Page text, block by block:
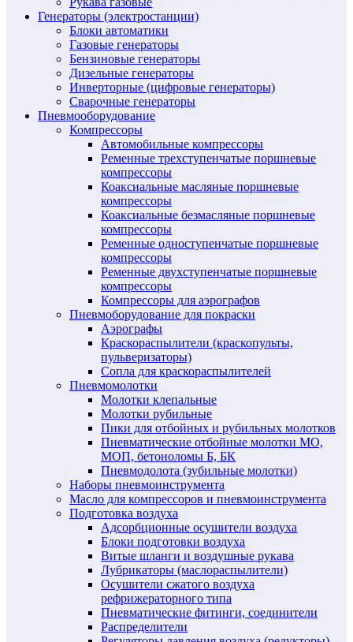
Генераторы (электростанции)
Блоки автоматики
Газовые генераторы
Бензиновые генераторы
Дизельные генераторы
Инверторные (цифровые генераторы)
Сварочные генераторы
Пневмооборудование
Компрессоры
Автомобильные компрессоры
Ременные трехступенчатые поршневые
компрессоры
Коаксиальные масляные поршневые
компрессоры
Коаксиальные безмасляные поршневые
компрессоры
Ременные одноступенчатые поршневые
компрессоры
Ременные двухступенчатые поршневые
компрессоры
Компрессоры для аэрографов
Пневмоборудование для покраски
Аэрографы
Краскораспылители (краскопульты,
пульверизаторы)
Сопла для краскораспылителей
Пневмомолотки
Молотки клепальные
Молотки рубильные
Пики для отбойных и рубильных молотков
Пневматические отбойные молотки МО,
МОП, бетоноломы Б, БК
Пневмодолота (зубильные молотки)
Наборы пневмоинструмента
Масло для компрессоров и пневмоинструмента
Подготовка воздуха
Адсорбционные осушители воздуха
Блоки подготовки воздуха
Витые шланги и воздушные рукава
Лубрикаторы (маслораспылители)
Осушители сжатого воздуха
рефрижераторного типа
Пневматические фитинги, соединители
Распределители